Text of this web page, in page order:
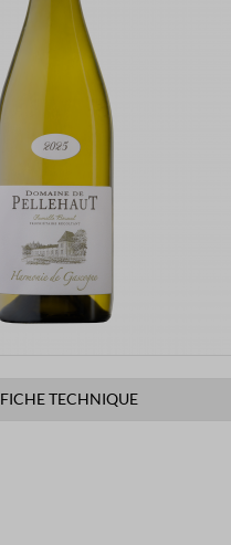
FICHE TECHNIQUE